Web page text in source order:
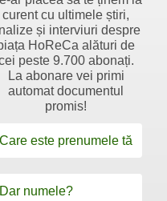
curent cu ultimele știri,
și interviuri despre
HoReCa alături de
peste 9.700 abonați.
La abonare vei primi
automat documentul
promis!